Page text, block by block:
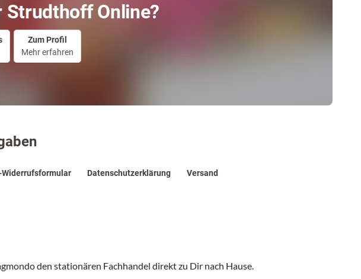
Strudthoff Online?
Zum Profil
Mehr erfahren
Datenschutzerklärung Versand
den stationären Fachhandel direkt zu Dir nach Hause.